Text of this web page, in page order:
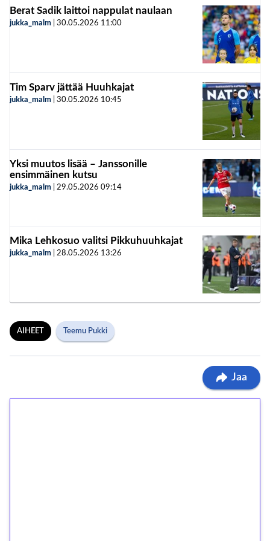
Berat Sadik laittoi nappulat naulaan
jukka_malm 30.05.2026 11:00
Tim Sparv jättää Huuhkajat
jukka_malm 30.05.2026 10:45
Yksi muutos lisää – Janssonille
ensimmäinen kutsu
jukka_malm 29.05.2026 09:14
Mika Lehkosuo valitsi Pikkuhuuhkajat
jukka_malm 28.05.2026 13:26
AIHEET Teemu Pukki
Jaa